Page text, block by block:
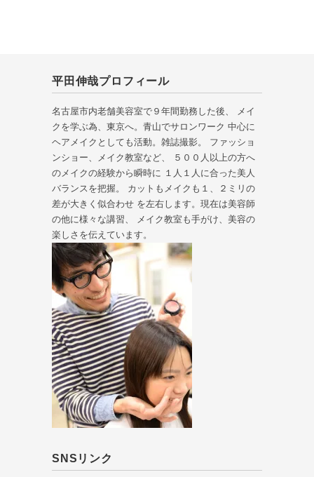
平田伸哉プロフィール
名古屋市内老舗美容室で９年間勤務した後、 メイ
クを学ぶ為、東京へ。青山でサロンワーク 中心に
ヘアメイクとしても活動。雑誌撮影。 ファッショ
ンショー、メイク教室など、 ５００人以上の方へ
のメイクの経験から瞬時に １人１人に合った美人
バランスを把握。 カットもメイクも１、２ミリの
差が大きく似合わせ を左右します。現在は美容師
の他に様々な講習、 メイク教室も手がけ、美容の
楽しさを伝えています。
SNSリンク